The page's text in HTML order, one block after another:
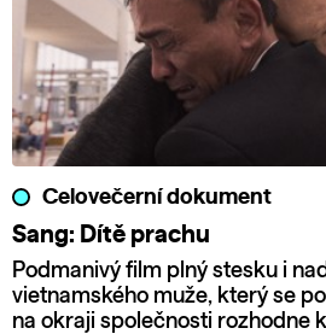
Celovečerní dokument
Sang: Dítě prachu
Podmanivý film plný stesku i
vietnamského muže, který se
na okraji společnosti rozhodne